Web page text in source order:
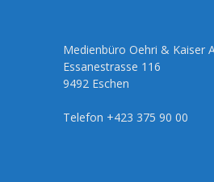
Medienbüro Oehri & Kaiser
Essanestrasse 116
9492 Eschen
Telefon +423 375 90 00